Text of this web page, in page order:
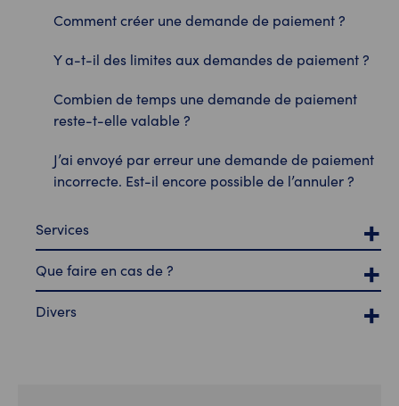
Comment créer une demande de paiement ?
Y a-t-il des limites aux demandes de paiement ?
Combien de temps une demande de paiement
reste-t-elle valable ?
J’ai envoyé par erreur une demande de paiement
incorrecte. Est-il encore possible de l’annuler ?
Services
Que faire en cas de ?
Divers